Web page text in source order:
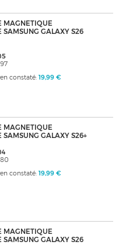
MAGNETIQUE
SAMSUNG GALAXY S26
constaté: 19,99 €
MAGNETIQUE
SAMSUNG GALAXY S26+
constaté: 19,99 €
MAGNETIQUE
SAMSUNG GALAXY S26